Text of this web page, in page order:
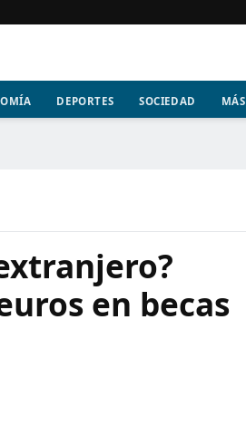
DEPORTES SOCIEDAD MÁS
en becas